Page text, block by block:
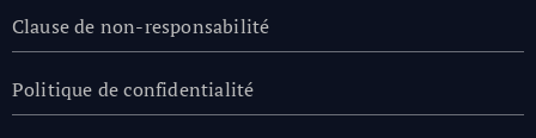
Clause de non-responsabilité
Politique de confidentialité